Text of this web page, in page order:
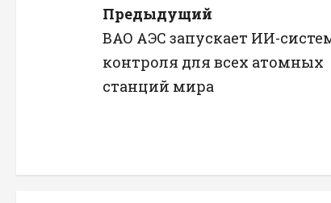
Н
а
в
а
Предыдущий
ВАО АЭС запускает ИИ-
контроля для всех атомных
станций мира